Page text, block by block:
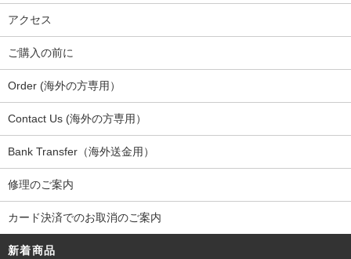
アクセス
ご購入の前に
Order (海外の方専用）
Contact Us (海外の方専用）
Bank Transfer（海外送金用）
修理のご案内
カード決済でのお取消のご案内
新着商品